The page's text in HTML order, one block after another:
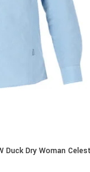
Duck Dry Woman